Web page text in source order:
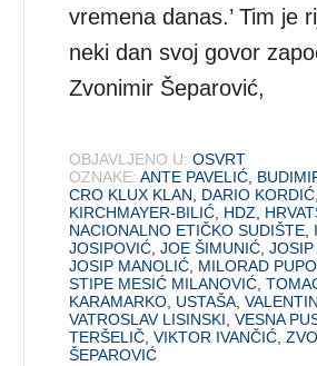
vremena danas.’ Tim je
neki dan svoj govor
Zvonimir Šeparović,
OBJAVLJENO U: OSVRT
OZNAKE: ANTE PAVELIĆ,
CRO KLUX KLAN, DARIO KORDIĆ,
KIRCHMAYER-BILIĆ, HDZ,
NACIONALNO ETIČKO SUDIŠTE,
JOSIPOVIĆ,JOE ŠIMUNIĆ,
JOSIP MANOLIĆ, MILORAD
STIPE MESIĆ MILANOVIĆ,
KARAMARKO, USTAŠA,
VATROSLAV LISINSKI,VESNA
TERŠELIČ,VIKTOR IVANČIĆ,
ŠEPAROVIĆ